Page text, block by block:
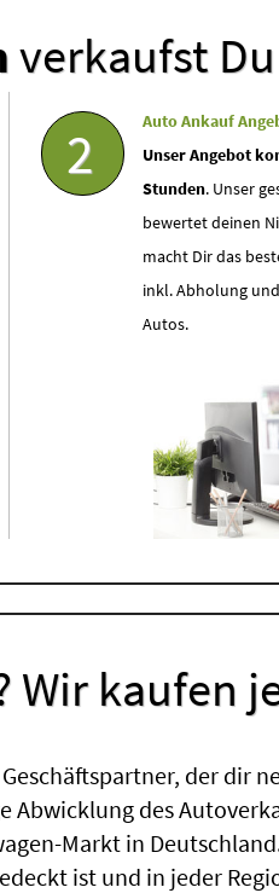
verkaufst
2
Auto Ankauf
Unser Angebot
Stunden. Unser
bewertet deinen
macht Dir das
inkl. Abholung
Autos.
Wir kaufen
der dir
Abwicklung des
Markt in
ist und in jeder